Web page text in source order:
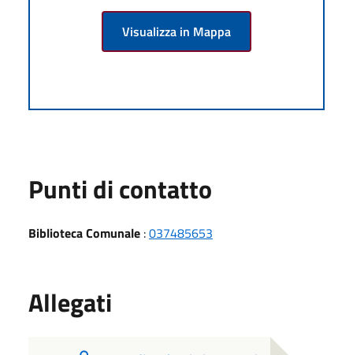
Visualizza in Mappa
Punti di contatto
Biblioteca Comunale :037485653
Allegati